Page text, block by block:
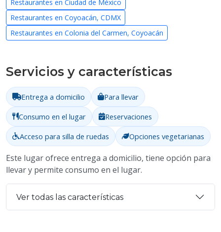
Restaurantes en Ciudad de México
Restaurantes en Coyoacán, CDMX
Restaurantes en Colonia del Carmen, Coyoacán
Servicios y características
Entrega a domicilio
Para llevar
Consumo en el lugar
Reservaciones
Acceso para silla de ruedas
Opciones vegetarianas
Este lugar ofrece entrega a domicilio, tiene opción para
llevar y permite consumo en el lugar.
Ver todas las características